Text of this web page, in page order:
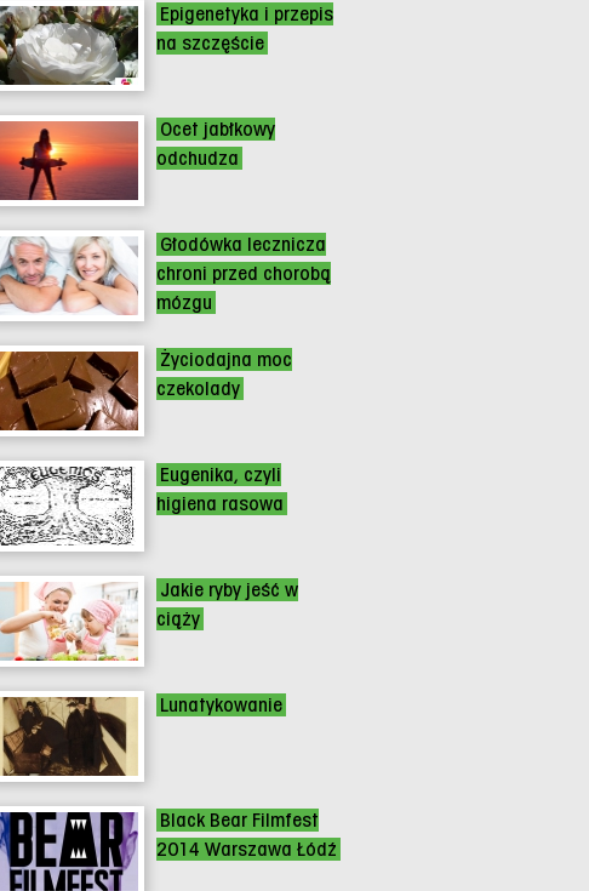
Epigenetyka i przepis
na szczęście
Ocet jabłkowy
odchudza
Głodówka lecznicza
chroni przed chorobą
mózgu
Życiodajna moc
czekolady
Eugenika, czyli
higiena rasowa
Jakie ryby jeść w
ciąży
Lunatykowanie
Black Bear Filmfest
2014 Warszawa Łódź